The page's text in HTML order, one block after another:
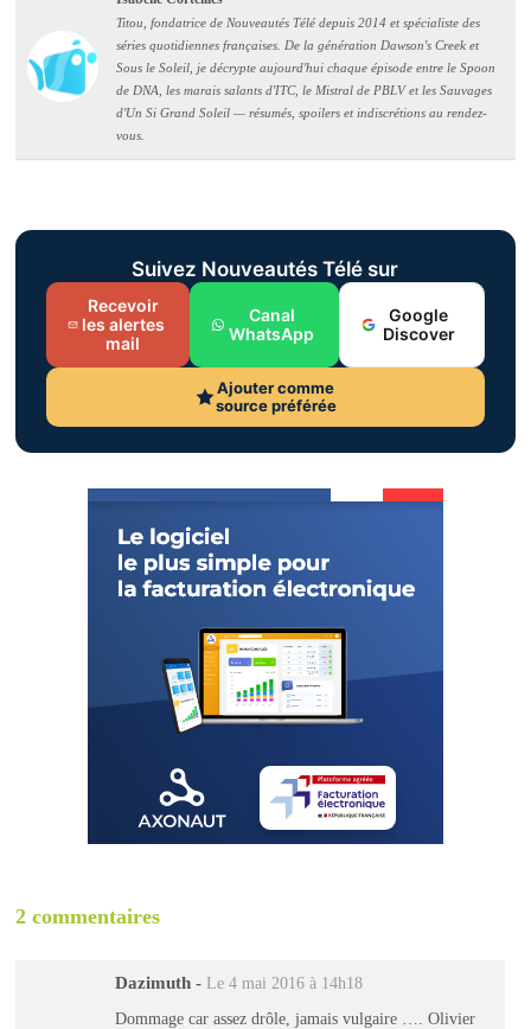
Titou, fondatrice de Nouveautés Télé depuis 2014 et spécialiste des
séries quotidiennes françaises. De la génération Dawson's Creek et
Sous le Soleil, je décrypte aujourd'hui chaque épisode entre le Spoon
de DNA, les marais salants d'ITC, le Mistral de PBLV et les Sauvages
d'Un Si Grand Soleil — résumés, spoilers et indiscrétions au rendez-
vous.
Suivez Nouveautés Télé sur
Recevoir
les alertes
mail
Canal
WhatsApp
Google
Discover
Ajouter comme
source préférée
2 commentaires
Dazimuth - Le 4 mai 2016 à 14h18
Dommage car assez drôle, jamais vulgaire …. Olivier